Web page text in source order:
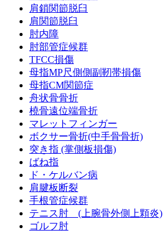
肩鎖関節脱臼
肩関節脱臼
肘内障
肘部管症候群
TFCC損傷
母指MP尺側側副靭帯損傷
母指CM関節症
舟状骨骨折
橈骨遠位端骨折
マレットフィンガー
ボクサー骨折(中手骨骨折)
突き指 (掌側板損傷)
ばね指
ド・ケルバン病
肩腱板断裂
手根管症候群
テニス肘 (上腕骨外側上顆炎)
ゴルフ肘